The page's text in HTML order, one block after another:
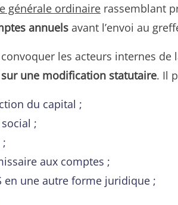
générale ordinaire rassemblant
annuels avant l’envoi au
les acteurs internes de
une modification statutaire. Il
du capital ;
;
aux comptes ;
en une autre forme juridique ;